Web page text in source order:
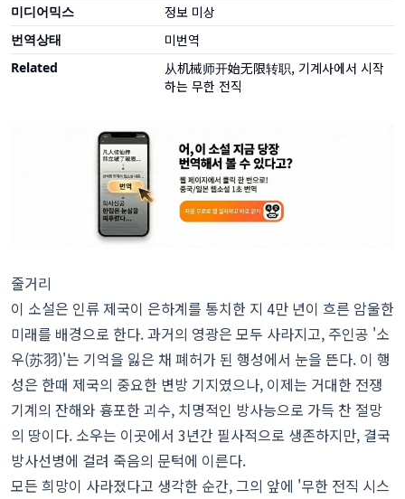
미디어믹스 정보 미상
번역상태 미번역
Related
从机械师开始无限转职, 기계사에서 시작
하는 무한 전직
줄거리
이 소설은 인류 제국이 은하계를 통치한 지 4만 년이 흐른 암울한
미래를 배경으로 한다. 과거의 영광은 모두 사라지고, 주인공 '소
우(苏羽)'는 기억을 잃은 채 폐허가 된 행성에서 눈을 뜬다. 이 행
성은 한때 제국의 중요한 변방 기지였으나, 이제는 거대한 전쟁
기계의 잔해와 흉포한 괴수, 치명적인 방사능으로 가득 찬 절망
의 땅이다. 소우는 이곳에서 3년간 필사적으로 생존하지만, 결국
방사선병에 걸려 죽음의 문턱에 이른다.
모든 희망이 사라졌다고 생각한 순간, 그의 앞에 '무한 전직 시스